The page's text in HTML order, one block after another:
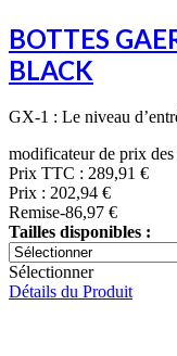
BOTTES
BLACK
GX-1 : Le niveau
modificateur de prix des
Prix TTC : 289,91 €
Prix : 202,94 €
Remise-86,97 €
Tailles disponibles :
Sélectionner
Détails du Produit